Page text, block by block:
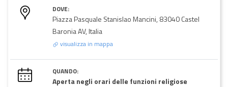
DOVE:
Piazza Pasquale Stanislao Mancini, 83040 Castel
Baronia AV, Italia
visualizza in mappa
QUANDO:
Aperta negli orari delle funzioni religiose